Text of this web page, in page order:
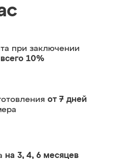
при заключении
всего 10%
от 7 дней
на 3, 4, 6 месяцев